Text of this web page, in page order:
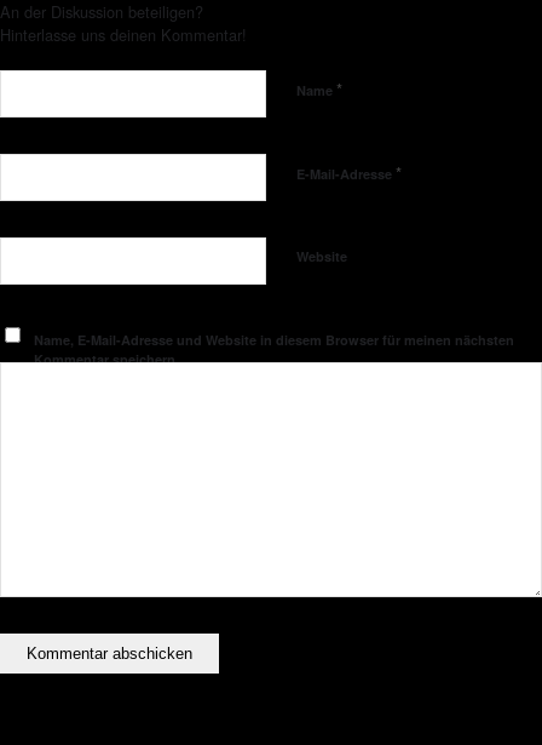
An der Diskussion beteiligen?
Hinterlasse uns deinen Kommentar!
Name *
E-Mail-Adresse *
Website
Name, E-Mail-Adresse und Website in diesem Browser für meinen nächsten
Kommentar speichern.